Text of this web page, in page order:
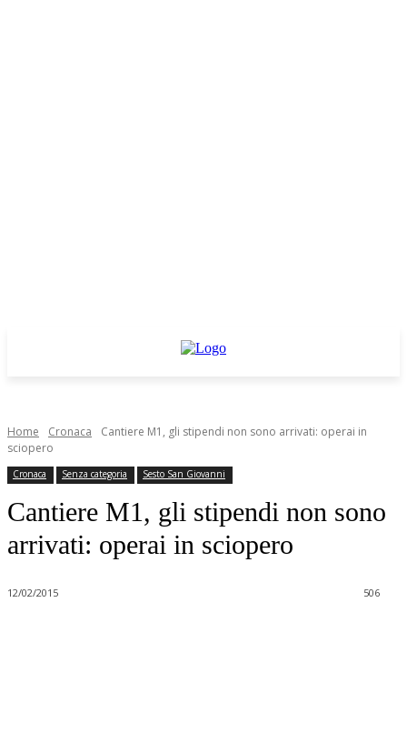
Home Cronaca
Cantiere M1, gli stipendi non sono arrivati: operai in
sciopero
Cronaca Senza categoria Sesto San Giovanni
Cantiere M1, gli stipendi non sono
arrivati: operai in sciopero
12/02/2015 506